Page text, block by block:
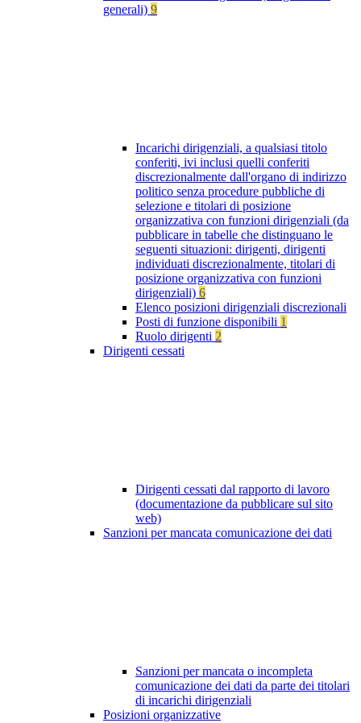
generali) 9
Incarichi dirigenziali, a qualsiasi titolo
conferiti, ivi inclusi quelli conferiti
discrezionalmente dall'organo di indirizzo
politico senza procedure pubbliche di
selezione e titolari di posizione
organizzativa con funzioni dirigenziali (da
pubblicare in tabelle che distinguano le
seguenti situazioni: dirigenti, dirigenti
individuati discrezionalmente, titolari di
posizione organizzativa con funzioni
dirigenziali) 6
Elenco posizioni dirigenziali discrezionali
Posti di funzione disponibili 1
Ruolo dirigenti 2
Dirigenti cessati
Dirigenti cessati dal rapporto di lavoro
(documentazione da pubblicare sul sito
web)
Sanzioni per mancata comunicazione dei dati
Sanzioni per mancata o incompleta
comunicazione dei dati da parte dei titolari
di incarichi dirigenziali
Posizioni organizzative